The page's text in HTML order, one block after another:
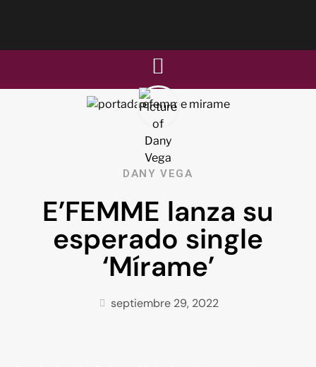
DANY VEGA
E’FEMME lanza su
esperado single
‘Mírame’
septiembre 29, 2022